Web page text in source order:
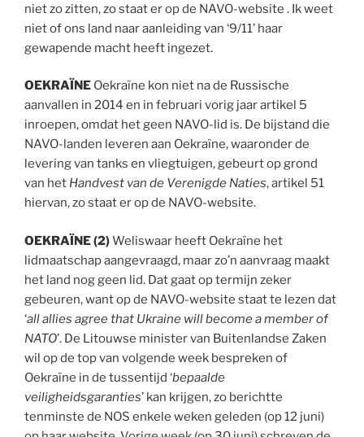
niet zo zitten, zo staat er op de NAVO-website . Ik weet
niet of ons land naar aanleiding van ‘9/11’ haar
gewapende macht heeft ingezet.
OEKRAÏNE Oekraïne kon niet na de Russische
aanvallen in 2014 en in februari vorig jaar artikel 5
inroepen, omdat het geen NAVO-lid is. De bijstand die
NAVO-landen leveren aan Oekraïne, waaronder de
levering van tanks en vliegtuigen, gebeurt op grond
van het Handvest van de Verenigde Naties, artikel 51
hiervan, zo staat er op de NAVO-website.
OEKRAÏNE (2)Weliswaar heeft Oekraïne het
lidmaatschap aangevraagd, maar zo’n aanvraag maakt
het land nog geen lid. Dat gaat op termijn zeker
gebeuren, want op de NAVO-website staat te lezen dat
‘all allies agree that Ukraine will become a member of
NATO’. De Litouwse minister van Buitenlandse Zaken
wil op de top van volgende week bespreken of
Oekraïne in de tussentijd ‘bepaalde
veiligheidsgaranties’ kan krijgen, zo berichtte
tenminste de NOS enkele weken geleden (op 12 juni)